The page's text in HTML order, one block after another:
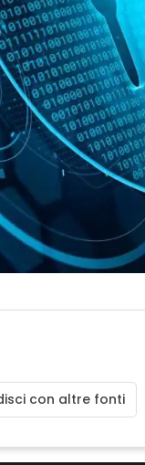
con altre fonti